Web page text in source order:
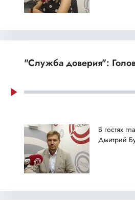
"Служба доверия":
В гостях
Дмитрий